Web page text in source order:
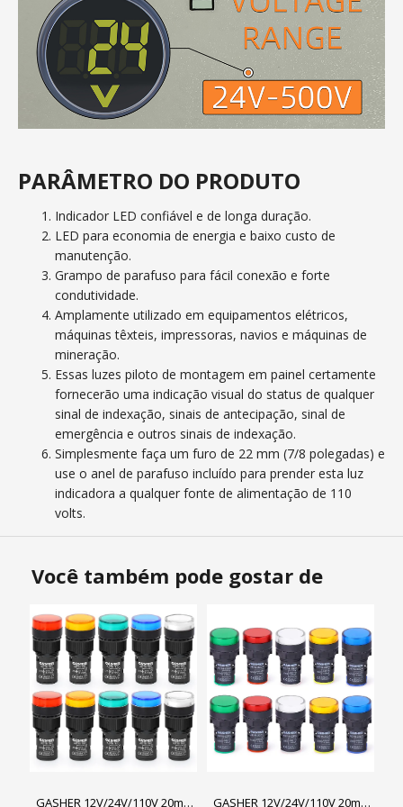
PARÂMETRO DO PRODUTO
Indicador LED confiável e de longa duração.
LED para economia de energia e baixo custo de
manutenção.
Grampo de parafuso para fácil conexão e forte
condutividade.
Amplamente utilizado em equipamentos elétricos,
máquinas têxteis, impressoras, navios e máquinas de
mineração.
Essas luzes piloto de montagem em painel certamente
fornecerão uma indicação visual do status de qualquer
sinal de indexação, sinais de antecipação, sinal de
emergência e outros sinais de indexação.
Simplesmente faça um furo de 22 mm (7/8 polegadas) e
use o anel de parafuso incluído para prender esta luz
indicadora a qualquer fonte de alimentação de 110
volts.
Você também pode gostar de
GASHER 12V/24V/110V 20mA
GASHER 12V/24V/110V 20mA